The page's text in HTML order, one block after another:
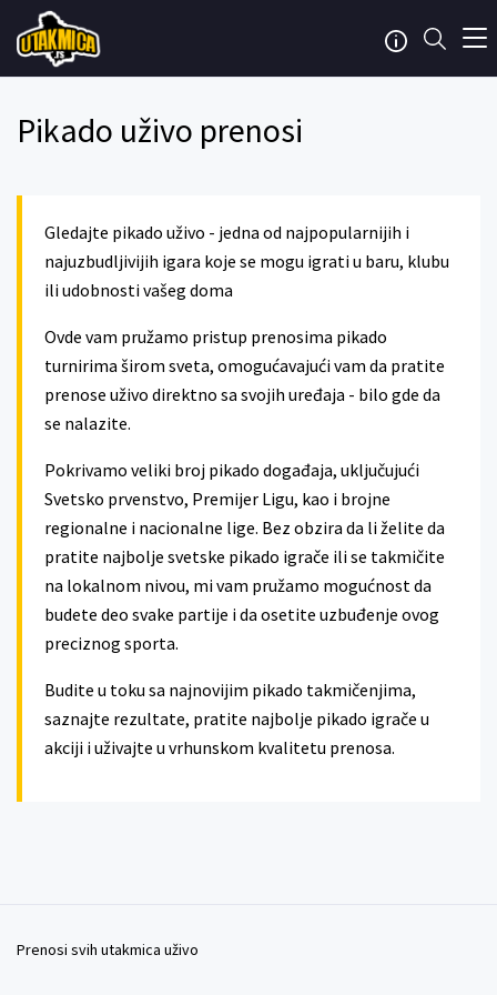
Pikado uživo prenosi
Gledajte pikado uživo - jedna od najpopularnijih i
najuzbudljivijih igara koje se mogu igrati u baru, klubu
ili udobnosti vašeg doma
Ovde vam pružamo pristup prenosima pikado
turnirima širom sveta, omogućavajući vam da pratite
prenose uživo direktno sa svojih uređaja - bilo gde da
se nalazite.
Pokrivamo veliki broj pikado događaja, uključujući
Svetsko prvenstvo, Premijer Ligu, kao i brojne
regionalne i nacionalne lige. Bez obzira da li želite da
pratite najbolje svetske pikado igrače ili se takmičite
na lokalnom nivou, mi vam pružamo mogućnost da
budete deo svake partije i da osetite uzbuđenje ovog
preciznog sporta.
Budite u toku sa najnovijim pikado takmičenjima,
saznajte rezultate, pratite najbolje pikado igrače u
akciji i uživajte u vrhunskom kvalitetu prenosa.
Prenosi svih utakmica uživo